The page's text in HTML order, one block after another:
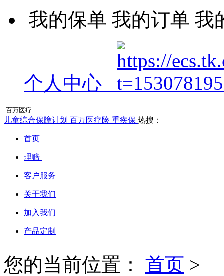
我的保单 我的订单 我
个人中心
儿童综合保障计划 百万医疗险 重疾保 热搜：
首页
理赔
客户服务
关于我们
加入我们
产品定制
您的当前位置： 首页 >